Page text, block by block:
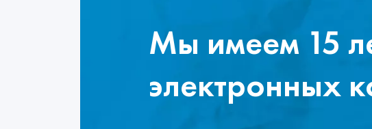
Мы имеем 15
электронных